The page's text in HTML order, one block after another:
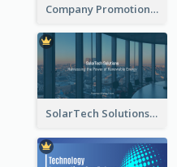
Company Promotion Presentation
SolarTech Solutions Company Overview